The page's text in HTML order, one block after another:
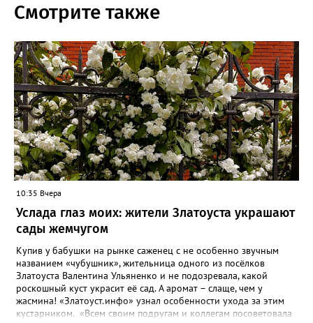
Смотрите также
10:35 Вчера
Услада глаз моих: жители Златоуста украшают
сады жемчугом
Купив у бабушки на рынке саженец с не особенно звучным
названием «чубушник», жительница одного из посёлков
Златоуста Валентина Ульяненко и не подозревала, какой
роскошный куст украсит её сад. А аромат – слаще, чем у
жасмина! «Златоуст.инфо» узнал особенности ухода за этим
кустарником. «Всем своим подругам и коллегам посоветовала